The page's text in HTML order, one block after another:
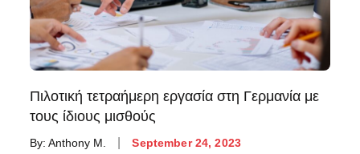
Πιλοτική τετραήμερη εργασία στη Γερμανία με
τους ίδιους μισθούς
By:Anthony M. September 24, 2023